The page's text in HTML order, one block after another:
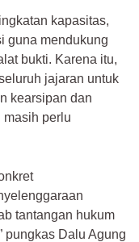
kapasitas,
guna mendukung
bukti. Karena itu,
jajaran untuk
kearsipan dan
masih perlu
tantangan hukum
pungkas Dalu Agung